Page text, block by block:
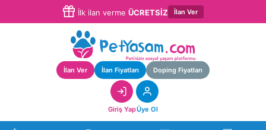
İlk ilan verme ÜCRETSİZ İlan Ver
İlan Ver İlan Fiyatları Doping Fiyatları
Giriş YapÜye Ol